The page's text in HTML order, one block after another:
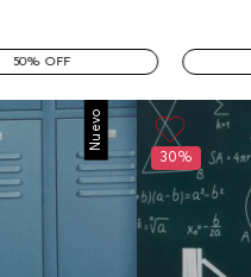
50% OFF
Nuevo
30%